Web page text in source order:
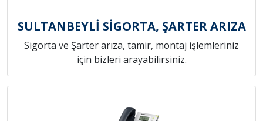
SULTANBEYLİ SİGORTA, ŞARTER ARIZA
Sigorta ve Şarter arıza, tamir, montaj işlemleriniz
için bizleri arayabilirsiniz.